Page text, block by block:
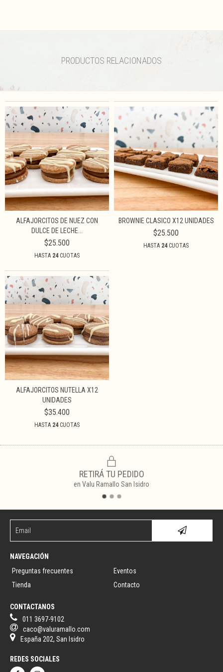
PRODUCTOS RELACIONADOS
ALFAJORCITOS DE NUEZ CON
DULCE DE LECHE...
$25.500
HASTA 24CUOTAS
BROWNIE CLASICO X12 UNIDADES
$25.500
HASTA 24CUOTAS
ALFAJORCITOS NUTELLA X12
UNIDADES
$35.400
HASTA 24CUOTAS
RETIRÁ TU PEDIDO
en Valu Ramallo San Isidro
NAVEGACIÓN
Preguntas frecuentes
Eventos
Tienda
Contacto
CONTACTANOS
011 3697-9102
caco@valuramallo.com
España 202, San Isidro
REDES SOCIALES